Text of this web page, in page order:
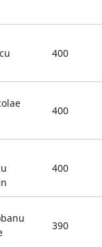
400
400
400
390